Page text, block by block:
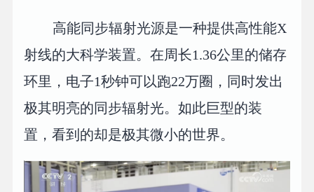
高能同步辐射光源是一种提供高性能X
射线的大科学装置。在周长1.36公里的储存
环里，电子1秒钟可以跑22万圈，同时发出
极其明亮的同步辐射光。如此巨型的装
置，看到的却是极其微小的世界。